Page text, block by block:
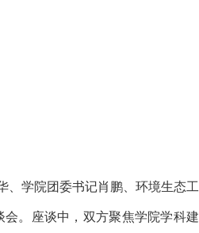
、学院团委书记肖鹏、环境生态工
。座谈中，双方聚焦学院学科建